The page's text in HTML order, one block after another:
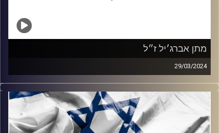
מתן אברג׳יל ז״ל
29/03/2024
נועה פרג ויובל מצרי מנצחים את מתן אברג׳יל ז״ל. מתן היה
גיבור במותו וקפץ על רימון על מנת להציל את חבריו. נועה ויובל
מדברים שעה שלמה על מי הוא היה, על השיר שנכתב עליו ועל
השירים שאהב.